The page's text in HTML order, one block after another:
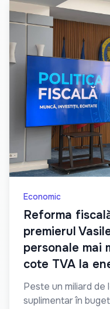
Economic
Reforma
premierul
personale mai
cote TVA la
Peste un miliard de
suplimentar în